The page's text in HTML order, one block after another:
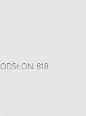
ODSŁON: 818